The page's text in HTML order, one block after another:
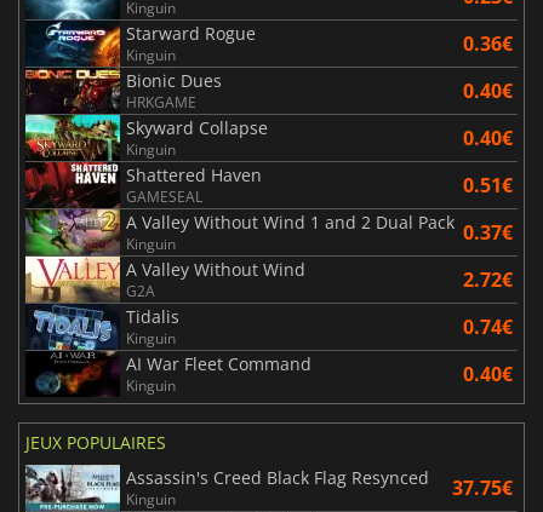
Kinguin
Starward Rogue
Kinguin 0.36€
Bionic Dues
HRKGAME 0.40€
Skyward Collapse
Kinguin 0.40€
Shattered Haven
GAMESEAL 0.51€
A Valley Without Wind 1 and 2 Dual Pack
Kinguin 0.37€
A Valley Without Wind
G2A 2.72€
Tidalis
Kinguin 0.74€
AI War Fleet Command
Kinguin 0.40€
JEUX POPULAIRES
Assassin's Creed Black Flag Resynced
Kinguin 37.75€